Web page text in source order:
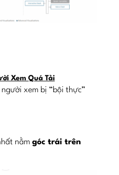
Xem Quá Tải
xem bị “bội thực”
nằm góc trái trên